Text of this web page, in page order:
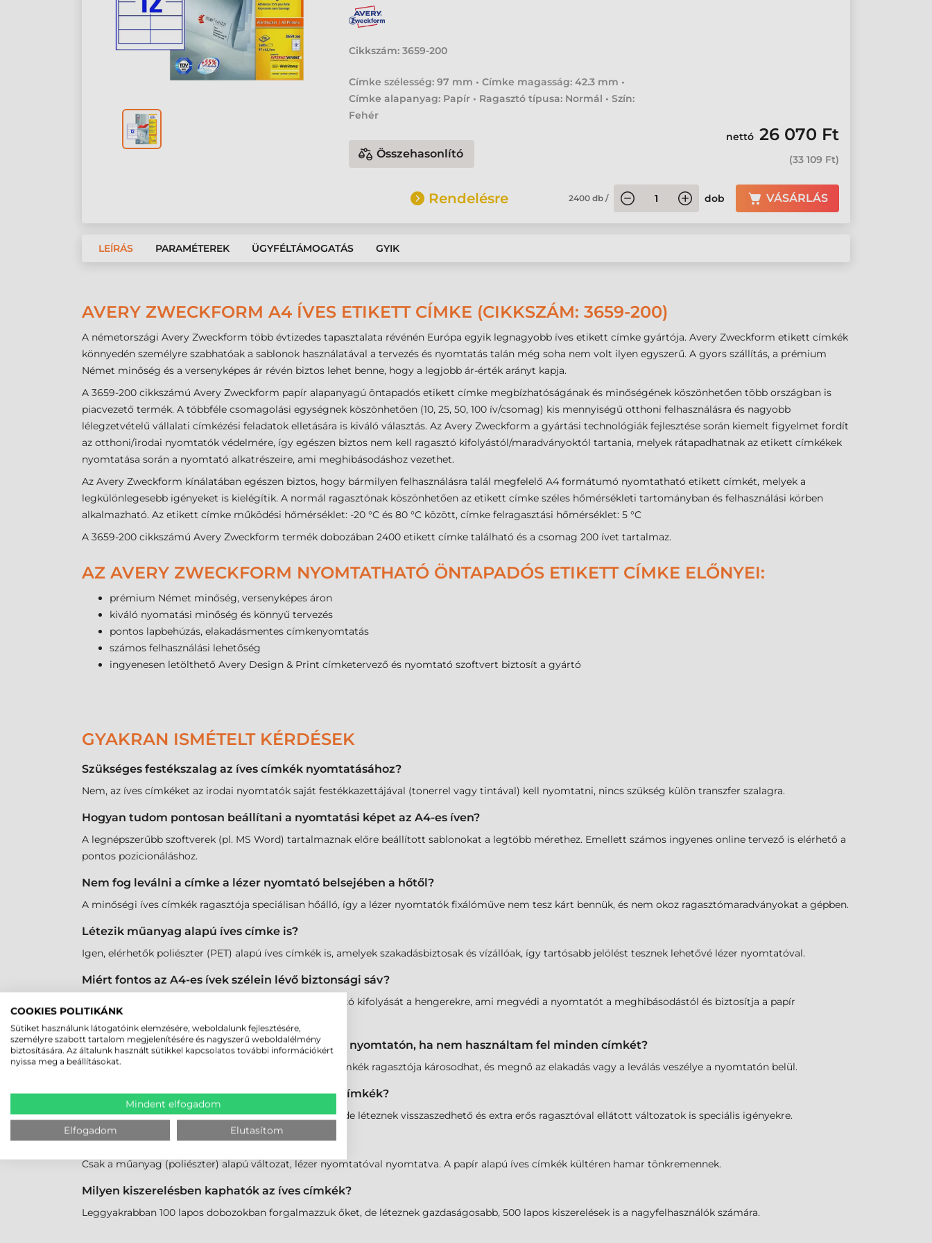
Cikkszám: 3659-200
Címke szélesség: 97 mm • Címke magasság: 42.3 mm •
Címke alapanyag: Papír • Ragasztó típusa: Normál • Szín:
Fehér
Összehasonlító
nettó 26 070 Ft
(33 109 Ft)
Rendelésre 2400 db/ dob VÁSÁRLÁS
LEÍRÁS PARAMÉTEREK ÜGYFÉLTÁMOGATÁS GYIK
AVERY ZWECKFORM A4 ÍVES ETIKETT CÍMKE (CIKKSZÁM: 3659-200)
A németországi Avery Zweckform több évtizedes tapasztalata révénén Európa egyik legnagyobb íves etikett címke gyártója. Avery Zweckform etikett címkék
könnyedén személyre szabhatóak a sablonok használatával a tervezés és nyomtatás talán még soha nem volt ilyen egyszerű. A gyors szállítás, a prémium
Német minőség és a versenyképes ár révén biztos lehet benne, hogy a legjobb ár-érték arányt kapja.
A 3659-200 cikkszámú Avery Zweckform papír alapanyagú öntapadós etikett címke megbízhatóságának és minőségének köszönhetően több országban is
piacvezető termék. A többféle csomagolási egységnek köszönhetően (10, 25, 50, 100 ív/csomag) kis mennyiségű otthoni felhasználásra és nagyobb
lélegzetvételű vállalati címkézési feladatok elletására is kiváló választás. Az Avery Zweckform a gyártási technológiák fejlesztése során kiemelt figyelmet fordít
az otthoni/irodai nyomtatók védelmére, így egészen biztos nem kell ragasztó kifolyástól/maradványoktól tartania, melyek rátapadhatnak az etikett címkékek
nyomtatása során a nyomtató alkatrészeire, ami meghibásodáshoz vezethet.
Az Avery Zweckform kínálatában egészen biztos, hogy bármilyen felhasználásra talál megfelelő A4 formátumó nyomtatható etikett címkét, melyek a
legkülönlegesebb igényeket is kielégítik. A normál ragasztónak köszönhetően az etikett címke széles hőmérsékleti tartományban és felhasználási körben
alkalmazható. Az etikett címke működési hőmérséklet: -20 °C és 80 °C között, címke felragasztási hőmérséklet: 5 °C
A 3659-200 cikkszámú Avery Zweckform termék dobozában 2400 etikett címke található és a csomag 200 ívet tartalmaz.
AZ AVERY ZWECKFORM NYOMTATHATÓ ÖNTAPADÓS ETIKETT CÍMKE ELŐNYEI:
prémium Német minőség, versenyképes áron
kiváló nyomatási minőség és könnyű tervezés
pontos lapbehúzás, elakadásmentes címkenyomtatás
számos felhasználási lehetőség
ingyenesen letölthető Avery Design & Print címketervező és nyomtató szoftvert biztosít a gyártó
GYAKRAN ISMÉTELT KÉRDÉSEK
Szükséges festékszalag az íves címkék nyomtatásához?
Nem, az íves címkéket az irodai nyomtatók saját festékkazettájával (tonerrel vagy tintával) kell nyomtatni, nincs szükség külön transzfer szalagra.
Hogyan tudom pontosan beállítani a nyomtatási képet az A4-es íven?
A legnépszerűbb szoftverek (pl. MS Word) tartalmaznak előre beállított sablonokat a legtöbb mérethez. Emellett számos ingyenes online tervező is elérhető a
pontos pozicionáláshoz.
Nem fog leválni a címke a lézer nyomtató belsejében a hőtől?
A minőségi íves címkék ragasztója speciálisan hőálló, így a lézer nyomtatók fixálóműve nem tesz kárt bennük, és nem okoz ragasztómaradványokat a gépben.
Létezik műanyag alapú íves címke is?
Igen, elérhetők poliészter (PET) alapú íves címkék is, amelyek szakadásbiztosak és vízállóak, így tartósabb jelölést tesznek lehetővé lézer nyomtatóval.
Miért fontos az A4-es ívek szélein lévő biztonsági sáv?
A "Safety Edge" technológia megakadályozza a ragasztó kifolyását a hengerekre, ami megvédi a nyomtatót a meghibásodástól és biztosítja a papír
akadálymentes haladását.
Lehet-e többször átküldeni ugyanazt a lapot a nyomtatón, ha nem használtam fel minden címkét?
Nem javasolt. A többszöri hőhatás miatt a maradék címkék ragasztója károsodhat, és megnő az elakadás vagy a leválás veszélye a nyomtatón belül.
Milyen típusú ragasztókkal érhetők el az íves címkék?
Általában normál (permanens) ragasztóval készülnek, de léteznek visszaszedhető és extra erős ragasztóval ellátott változatok is speciális igényekre.
Használható-e íves címke kültéri jelölésre?
Csak a műanyag (poliészter) alapú változat, lézer nyomtatóval nyomtatva. A papír alapú íves címkék kültéren hamar tönkremennek.
Milyen kiszerelésben kaphatók az íves címkék?
Leggyakrabban 100 lapos dobozokban forgalmazzuk őket, de léteznek gazdaságosabb, 500 lapos kiszerelések is a nagyfelhasználók számára.
COOKIES POLITIKÁNK
Sütiket használunk látogatóink elemzésére, weboldalunk fejlesztésére,
személyre szabott tartalom megjelenítésére és nagyszerű weboldalélmény
biztosítására. Az általunk használt sütikkel kapcsolatos további információkért
nyissa meg a beállításokat.
Mindent elfogadom
Elfogadom Elutasítom